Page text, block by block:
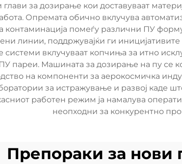
за дозирање кои доставуваат
Опремата обично вклучува
контаминација помеѓу различни ПУ
линии, поддржувајќи ги
вклучуваат копчиња за итно
пареи. Машината за дозирање на пу се
на компоненти за аерокосмичка
за истражување и развој каде
работен режим ја намалува
неопходни за конкурентно
Препораки за нови